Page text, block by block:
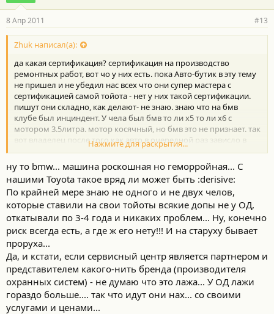
8 Апр 2011 #13
Zhuk написал(а):
да какая сертификация? сертификация на производство
ремонтных работ, вот чо у них есть. пока Авто-бутик в эту тему
не пришел и не убедил нас всех что они супер мастера с
сертификацией самой тойота - нет у них такой сертификации.
пишут они складно, как делают- не знаю. знаю что на бмв
клубе был инциндент. У чела был бмв то ли х5 то ли х6 с
мотором 3.5литра. мотор косячный, но бмв это не признает. так
вот владелец после того как авто в очередной раз зависло в
сервисе подал в суд на возврат авто дилеру, а ему денег. да вот
косяк, на авто стоял спринг-динамический и суд на основе
экспертизы отказывает владельцу с формулировкой, что де
проблемы с двигателем возникают из-за доп оборудования
установленного в стороней организации. и вроде спринговцы
даже в суд ходили, да только их никто не послушал.
вот и думай как быть.
Нажмите для раскрытия...
ну то bmw... машина роскошная но геморройная... С
нашими Toyota такое вряд ли может быть :derisive:
По крайней мере знаю не одного и не двух челов,
которые ставили на свои тойоты всякие допы не у ОД,
откатывали по 3-4 года и никаких проблем... Ну, конечно
риск всегда есть, а где ж его нету!!! И на старуху бывает
проруха...
Да, и кстати, если сервисный центр является партнером и
представителем какого-нить бренда (производителя
охранных систем) - не думаю что это лажа... У ОД лажи
гораздо больше.... так что идут они нах... со своими
услугами и ценами...